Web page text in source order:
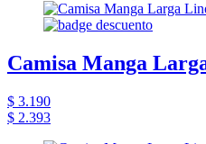
Camisa Manga
$ 3.190
$ 2.393